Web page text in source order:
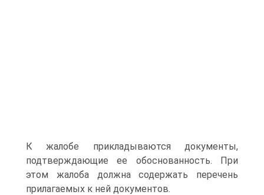
К жалобе прикладываются документы,
подтверждающие ее обоснованность. При
этом жалоба должна содержать перечень
прилагаемых к ней документов.